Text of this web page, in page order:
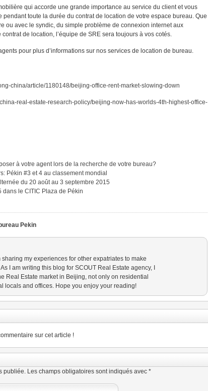
qui accorde une grande importance au service du client et vous
toute la durée du contrat de location de votre espace bureau. Que
ou avec le syndic, du simple problème de connexion internet aux
de location, l’équipe de SRE sera toujours à vos cotés.
pour plus d’informations sur nos services de location de bureau.
china/article/1180148/beijing-office-rent-market-slowing-down
real-estate-research-policy/beijing-now-has-worlds-4th-highest-office-
à votre agent lors de la recherche de votre bureau?
Pékin #3 et 4 au classement mondial
du 20 août au 3 septembre 2015
dans le CITIC Plaza de Pékin
Pekin
sharing my experiences for other expatriates to make
I am writing this blog for SCOUT Real Estate agency, I
Real Estate market in Beijing, not only on residential
locals and offices. Hope you enjoy your reading!
sur cet article !
publiée. Les champs obligatoires sont indiqués avec *